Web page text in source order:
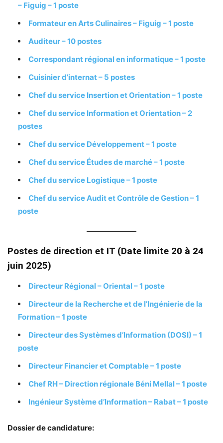
– Figuig – 1 poste
Formateur en Arts Culinaires – Figuig – 1 poste
Auditeur – 10 postes
Correspondant régional en informatique – 1 poste
Cuisinier d’internat – 5 postes
Chef du service Insertion et Orientation – 1 poste
Chef du service Information et Orientation – 2
postes
Chef du service Développement – 1 poste
Chef du service Études de marché – 1 poste
Chef du service Logistique – 1 poste
Chef du service Audit et Contrôle de Gestion – 1
poste
Postes de direction et IT (Date limite 20 à 24
juin 2025)
Directeur Régional – Oriental – 1 poste
Directeur de la Recherche et de l’Ingénierie de la
Formation – 1 poste
Directeur des Systèmes d’Information (DOSI) – 1
poste
Directeur Financier et Comptable – 1 poste
Chef RH – Direction régionale Béni Mellal – 1 poste
Ingénieur Système d’Information – Rabat – 1 poste
Dossier de candidature: